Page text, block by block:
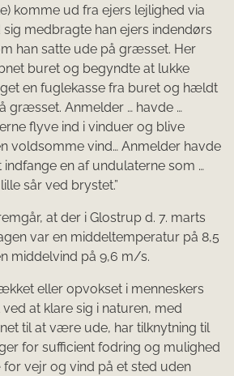
komme ud fra ejers lejlighed via
medbragte han ejers indendørs
han satte ude på græs­set. Her
buret og begyndte at lukke
en fuglekasse fra buret og hældt
græsset. Anmelder … havde …
flyve ind i vinduer og blive
voldsomme vind… Anmelder havde
en af undulaterne som …
sår ved brystet.”
at der i Glostrup d. 7. marts
var en middeltemperatur på 8,5
middelvind på 9,6 m/s.
eller opvokset i menneskers
at klare sig i naturen, med
til at være ude, har tilknytning til
for sufficient fodring og mulighed
vejr og vind på et sted uden